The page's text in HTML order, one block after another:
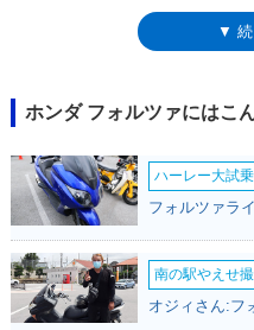
ジョンよりも大きな13インチホイ
定性も向上していた。フォルツァ
の「タイプX」などが設定されな
で型式をMF08に改めるとともに
進化を続けた。その後、フォルツ
たたび「フォルツァ」のモデル名
は、同年3月から欧州で販売され
であり、セレクタブルトルクコン
は再びモデルチェンジ。環境性能
フレームも一部変更。電源ソケッ
ったUSBタイプCを採用した。
▼ 続
ホンダ フォルツァにはこ
ハーレー大試
フォルツァラ
南の駅やえせ
オジィさん:フ